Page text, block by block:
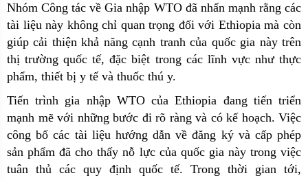
Nhóm Công tác về Gia nhập WTO đã nhấn mạnh rằng các
tài liệu này không chỉ quan trọng đối với Ethiopia mà còn
giúp cải thiện khả năng cạnh tranh của quốc gia này trên
thị trường quốc tế, đặc biệt trong các lĩnh vực như thực
phẩm, thiết bị y tế và thuốc thú y.
Tiến trình gia nhập WTO của Ethiopia đang tiến triển
mạnh mẽ với những bước đi rõ ràng và có kế hoạch. Việc
công bố các tài liệu hướng dẫn về đăng ký và cấp phép
sản phẩm đã cho thấy nỗ lực của quốc gia này trong việc
tuân thủ các quy định quốc tế. Trong thời gian tới,